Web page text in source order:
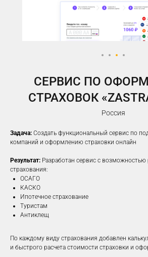
CЕРВИС ПО
СТРАХОВОК
Россия
Задача: Создать функциональный сервис по
компаний и оформлению страховки онлайн
Результат: Разработан сервис с возможностью
страхования:
ОСАГО
КАСКО
Ипотечное страхование
Туристам
Антиклещ
По каждому виду страхования добавлен
и быстрого расчета стоимости страховки и
ЗАЯВОК?
Предлагаем решение, которое
100%наших клиентов
увеличить заявки
ПОДРОБНЕЕ